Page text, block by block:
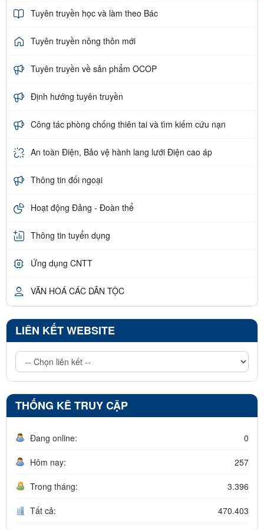
Tuyên truyền học và làm theo Bác
Tuyên truyền nông thôn mới
Tuyên truyền về sản phẩm OCOP
Định hướng tuyên truyền
Công tác phòng chống thiên tai và tìm kiếm cứu nạn
An toàn Điện, Bảo vệ hành lang lưới Điện cao áp
Thông tin đối ngoại
Hoạt động Đảng - Đoàn thể
Thông tin tuyển dụng
Ứng dụng CNTT
VĂN HOÁ CÁC DÂN TỘC
LIÊN KẾT WEBSITE
THỐNG KÊ TRUY CẬP
Đang online: 0
Hôm nay: 257
Trong tháng: 3.396
Tất cả: 470.403